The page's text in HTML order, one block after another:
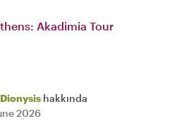
Akadimia Tour
Dionysis hakkında
2026